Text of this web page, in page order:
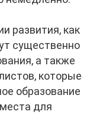
развития, как
существенно
а также
которые
образование
для